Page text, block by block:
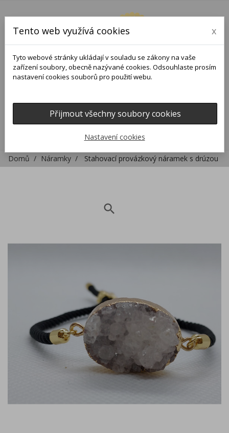
Domů Náramky Stahovací provázkový náramek s drúzou
search
Tento web využívá cookies x
Tyto webové stránky ukládají v souladu se zákony na vaše
zařízení soubory, obecně nazývané cookies. Odsouhlaste prosím
nastavení cookies souborů pro použití webu.
Přijmout všechny soubory cookies
Nastavení cookies